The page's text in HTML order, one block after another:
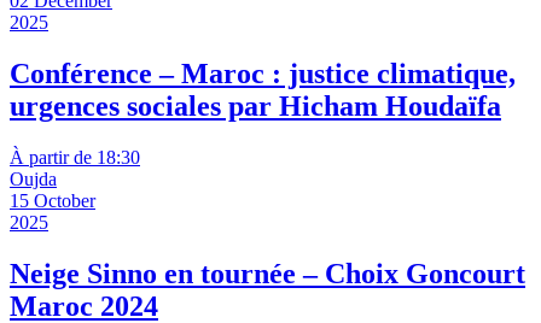
2025
Conférence – Maroc : justice climatique,
urgences sociales par Hicham Houdaïfa
À partir de 18:30
Oujda
15 October
2025
Neige Sinno en tournée – Choix Goncourt
Maroc 2024